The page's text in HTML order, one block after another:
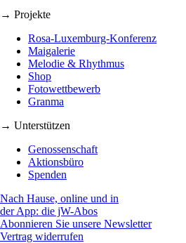
→ Projekte
Rosa-Luxemburg-Konferenz
Maigalerie
Melodie & Rhythmus
Shop
Fotowettbewerb
Granma
→ Unterstützen
Genossenschaft
Aktionsbüro
Spenden
Nach Hause, online und in
der App: die jW-Abos
Abonnieren Sie unsere Newsletter
Vertrag widerrufen